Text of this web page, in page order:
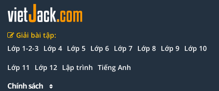
Giải bài tập:
Lớp 1-2-3 Lớp 4 Lớp 5 Lớp 6 Lớp 7 Lớp 8 Lớp 9 Lớp 10
Lớp 11 Lớp 12 Lập trình Tiếng Anh
Chính sách